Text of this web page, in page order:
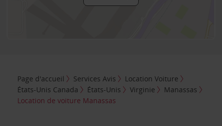
Page d'accueil Services Avis
Location Voiture
États-Unis Canada
États-Unis Virginie
Manassas
Location de voiture Manassas